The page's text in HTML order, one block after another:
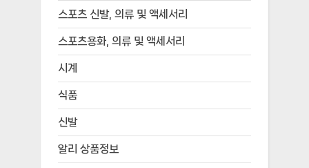
스포츠 신발, 의류 및 액세서리
스포츠용화, 의류 및 액세서리
시계
식품
신발
알리 상품정보